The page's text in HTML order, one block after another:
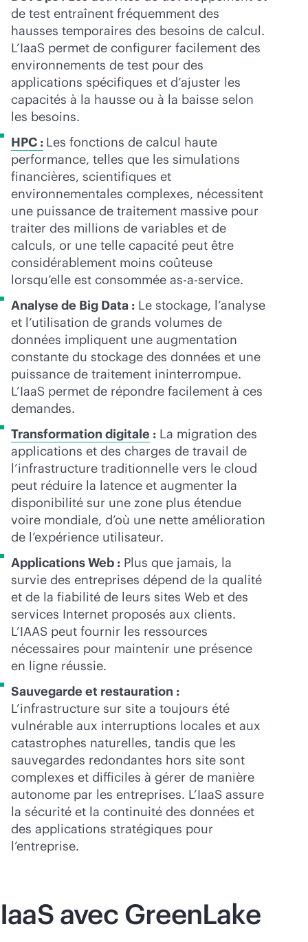
de test entraînent fréquemment des
hausses temporaires des besoins de calcul.
L’IaaS permet de configurer facilement des
environnements de test pour des
applications spécifiques et d’ajuster les
capacités à la hausse ou à la baisse selon
les besoins.
HPC : Les fonctions de calcul haute
performance, telles que les simulations
financières, scientifiques et
environnementales complexes, nécessitent
une puissance de traitement massive pour
traiter des millions de variables et de
calculs, or une telle capacité peut être
considérablement moins coûteuse
lorsqu’elle est consommée as-a-service.
Analyse de Big Data : Le stockage, l’analyse
et l’utilisation de grands volumes de
données impliquent une augmentation
constante du stockage des données et une
puissance de traitement ininterrompue.
L’IaaS permet de répondre facilement à ces
demandes.
Transformation digitale : La migration des
applications et des charges de travail de
l’infrastructure traditionnelle vers le cloud
peut réduire la latence et augmenter la
disponibilité sur une zone plus étendue
voire mondiale, d’où une nette amélioration
de l’expérience utilisateur.
Applications Web : Plus que jamais, la
survie des entreprises dépend de la qualité
et de la fiabilité de leurs sites Web et des
services Internet proposés aux clients.
L’IAAS peut fournir les ressources
nécessaires pour maintenir une présence
en ligne réussie.
Sauvegarde et restauration :
L’infrastructure sur site a toujours été
vulnérable aux interruptions locales et aux
catastrophes naturelles, tandis que les
sauvegardes redondantes hors site sont
complexes et difficiles à gérer de manière
autonome par les entreprises. L’IaaS assure
la sécurité et la continuité des données et
des applications stratégiques pour
l’entreprise.
IaaS avec GreenLake